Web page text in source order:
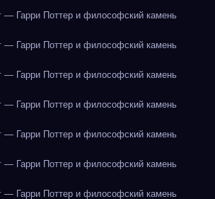
— Гарри Поттер и философский камень
— Гарри Поттер и философский камень
— Гарри Поттер и философский камень
— Гарри Поттер и философский камень
— Гарри Поттер и философский камень
— Гарри Поттер и философский камень
— Гарри Поттер и философский камень